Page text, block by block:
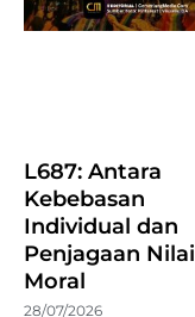
L687: Antara
Kebebasan
Individual dan
Penjagaan Nilai
Moral
28/07/2026